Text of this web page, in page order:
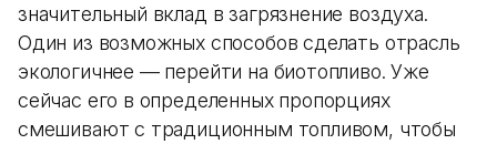
значительный вклад в загрязнение воздуха.
Один из возможных способов сделать отрасль
экологичнее — перейти на биотопливо. Уже
сейчас его в определенных пропорциях
смешивают с традиционным топливом, чтобы